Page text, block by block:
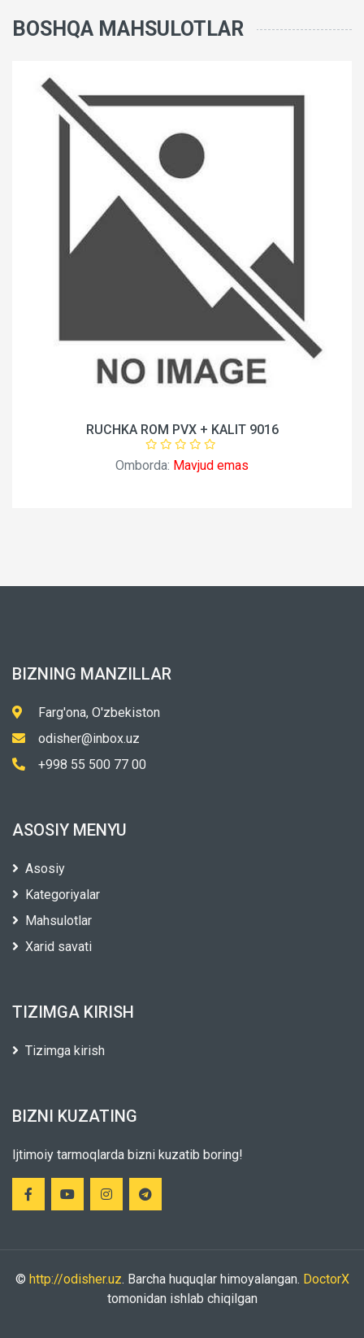
BOSHQA MAHSULOTLAR
RUCHKA ROM PVX + KALIT 9016
Omborda:Mavjud emas
BIZNING MANZILLAR
Farg'ona, O'zbekiston
odisher@inbox.uz
+998 55 500 77 00
ASOSIY MENYU
Asosiy
Kategoriyalar
Mahsulotlar
Xarid savati
TIZIMGA KIRISH
Tizimga kirish
BIZNI KUZATING
Ijtimoiy tarmoqlarda bizni kuzatib boring!
© http://odisher.uz. Barcha huquqlar himoyalangan. DoctorX
tomonidan ishlab chiqilgan